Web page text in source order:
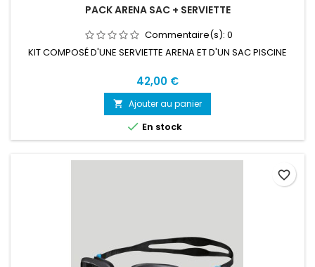
PACK ARENA SAC + SERVIETTE
Commentaire(s): 0
KIT COMPOSÉ D'UNE SERVIETTE ARENA ET D'UN SAC PISCINE
42,00 €
 Ajouter au panier
 En stock
favorite_border